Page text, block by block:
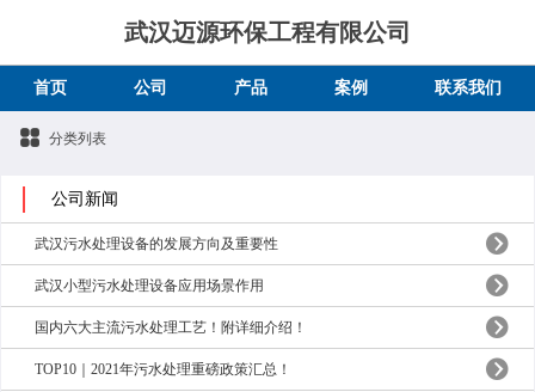
武汉迈源环保工程有限公司
首页 公司 产品 案例 联系我们
分类列表
公司新闻
武汉污水处理设备的发展方向及重要性
武汉小型污水处理设备应用场景作用
国内六大主流污水处理工艺！附详细介绍！
TOP10｜2021年污水处理重磅政策汇总！